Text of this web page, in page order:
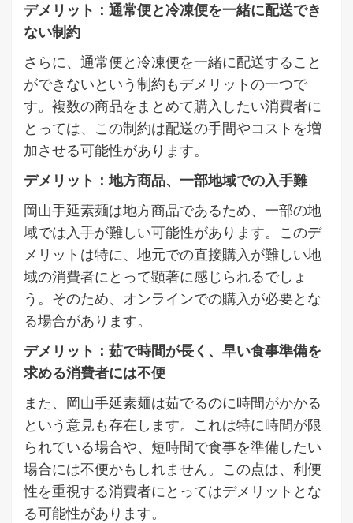
デメリット：通常便と冷凍便を一緒に配送でき
ない制約
さらに、通常便と冷凍便を一緒に配送すること
ができないという制約もデメリットの一つで
す。複数の商品をまとめて購入したい消費者に
とっては、この制約は配送の手間やコストを増
加させる可能性があります。
デメリット：地方商品、一部地域での入手難
岡山手延素麺は地方商品であるため、一部の地
域では入手が難しい可能性があります。このデ
メリットは特に、地元での直接購入が難しい地
域の消費者にとって顕著に感じられるでしょ
う。そのため、オンラインでの購入が必要とな
る場合があります。
デメリット：茹で時間が長く、早い食事準備を
求める消費者には不便
また、岡山手延素麺は茹でるのに時間がかかる
という意見も存在します。これは特に時間が限
られている場合や、短時間で食事を準備したい
場合には不便かもしれません。この点は、利便
性を重視する消費者にとってはデメリットとな
る可能性があります。